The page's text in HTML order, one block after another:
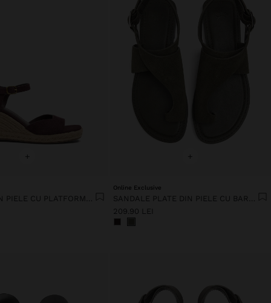
+ +
Online Exclusive
209.90 LEI